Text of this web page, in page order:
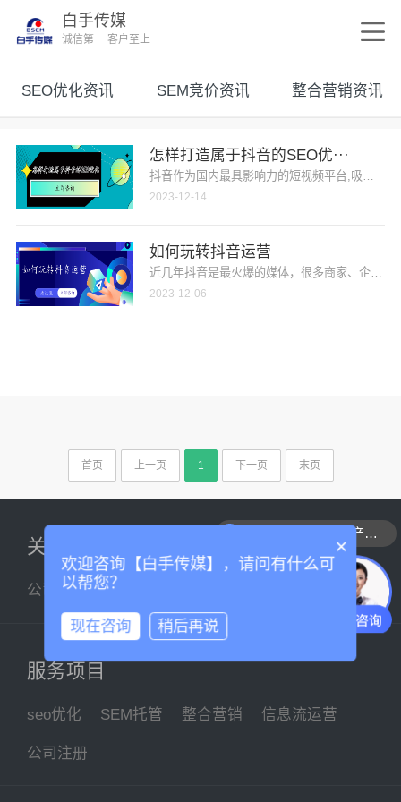
白手传媒
诚信第一 客户至上
SEO优化资讯 SEM竞价资讯 整合营销资讯
怎样打造属于抖音的SEO优···
抖音作为国内最具影响力的短视频平台,吸引了
2023-12-14
如何玩转抖音运营
近几年抖音是最火爆的媒体，很多商家、企业用
2023-12-06
首页 上一页 1 下一页 末页
关于我们
公司简介 企业文化
服务项目
seo优化 SEM托管 整合营销 信息流运营
公司注册
可以介绍下你们的产品么
×
欢迎咨询【白手传媒】，请问有什么可
以帮您？
现在咨询 稍后再说